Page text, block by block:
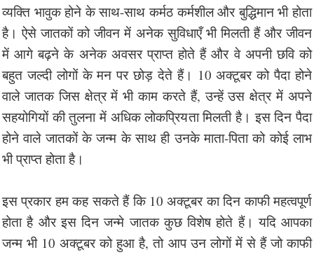
व्यक्ति भावुक होने के साथ-साथ कर्मठ कर्मशील और बुद्धिमान भी होता
है। ऐसे जातकों को जीवन में अनेक सुविधाएँ भी मिलती हैं और जीवन
में आगे बढ़ने के अनेक अवसर प्राप्त होते हैं और वे अपनी छवि को
बहुत जल्दी लोगों के मन पर छोड़ देते हैं। 10 अक्टूबर को पैदा होने
वाले जातक जिस क्षेत्र में भी काम करते हैं, उन्हें उस क्षेत्र में अपने
सहयोगियों की तुलना में अधिक लोकप्रियता मिलती है। इस दिन पैदा
होने वाले जातकों के जन्म के साथ ही उनके माता-पिता को कोई लाभ
भी प्राप्त होता है।
इस प्रकार हम कह सकते हैं कि 10 अक्टूबर का दिन काफी महत्वपूर्ण
होता है और इस दिन जन्मे जातक कुछ विशेष होते हैं। यदि आपका
जन्म भी 10 अक्टूबर को हुआ है, तो आप उन लोगों में से हैं जो काफी